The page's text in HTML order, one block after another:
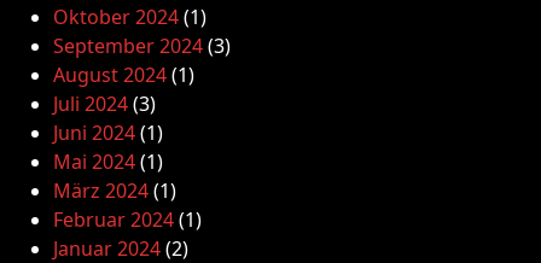
Oktober 2024(1)
September 2024(3)
August 2024(1)
Juli 2024(3)
Juni 2024(1)
Mai 2024(1)
März 2024(1)
Februar 2024(1)
Januar 2024(2)